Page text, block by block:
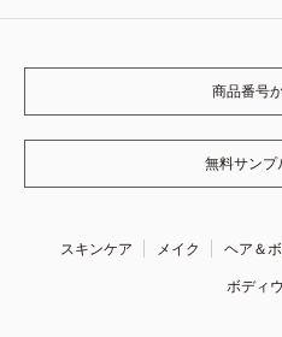
商品番号
無料サンプ
スキンケア メイク ヘア＆
ボディ